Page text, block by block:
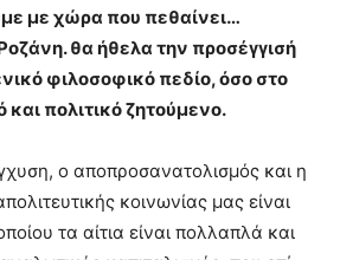
με χώρα που πεθαίνει…
θα ήθελα την προσέγγισή
φιλοσοφικό πεδίο, όσο στο
πολιτικό ζητούμενο.
ο αποπροσανατολισμός και η
κοινωνίας μας είναι
τα αίτια είναι πολλαπλά και